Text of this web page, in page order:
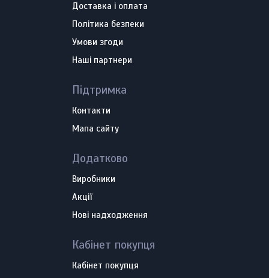
Доставка і оплата
Політика безпеки
Умови згоди
Наші партнери
Підтримка
Контакти
Мапа сайту
Додатково
Виробники
Акції
Нові надходження
Кабінет покупця
Кабінет покупця